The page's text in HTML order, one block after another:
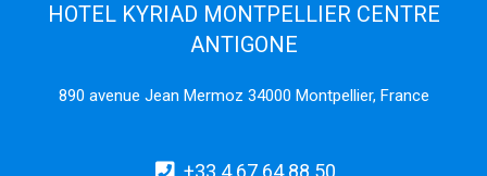
HOTEL KYRIAD MONTPELLIER CENTRE
ANTIGONE
890 avenue Jean Mermoz 34000 Montpellier, France